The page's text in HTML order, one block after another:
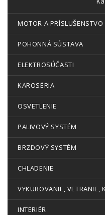
MOTOR A PRÍSLUŠENSTVO
POHONNÁ SÚSTAVA
ELEKTROSÚČASTI
KAROSÉRIA
OSVETLENIE
PALIVOVÝ SYSTÉM
BRZDOVÝ SYSTÉM
CHLADENIE
VYKUROVANIE, VETRANIE,
INTERIÉR